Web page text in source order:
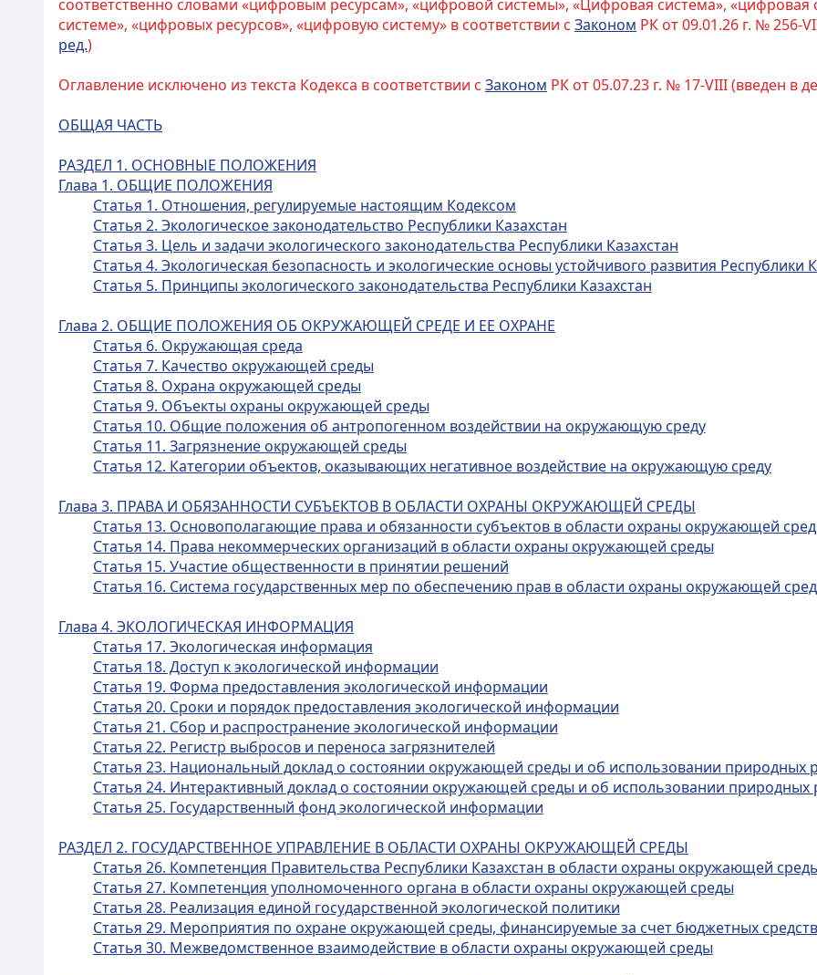
соответственно словами «цифровым ресурсам», «цифровой системы», «Цифровая система»,
системе», «цифровых ресурсов», «цифровую систему» в соответствии с Законом РК от 09.01.26 г. № 256-
ред.)
Оглавление исключено из текста Кодекса в соответствии с Законом РК от 05.07.23 г. № 17-VІIІ (введен в
ОБЩАЯ ЧАСТЬ
РАЗДЕЛ 1. ОСНОВНЫЕ ПОЛОЖЕНИЯ
Глава 1. ОБЩИЕ ПОЛОЖЕНИЯ
Статья 1. Отношения, регулируемые настоящим Кодексом
Статья 2. Экологическое законодательство Республики Казахстан
Статья 3. Цель и задачи экологического законодательства Республики Казахстан
Статья 4. Экологическая безопасность и экологические основы устойчивого развития Республики
Статья 5. Принципы экологического законодательства Республики Казахстан
Глава 2. ОБЩИЕ ПОЛОЖЕНИЯ ОБ ОКРУЖАЮЩЕЙ СРЕДЕ И ЕЕ ОХРАНЕ
Статья 6. Окружающая среда
Статья 7. Качество окружающей среды
Статья 8. Охрана окружающей среды
Статья 9. Объекты охраны окружающей среды
Статья 10. Общие положения об антропогенном воздействии на окружающую среду
Статья 11. Загрязнение окружающей среды
Статья 12. Категории объектов, оказывающих негативное воздействие на окружающую среду
Глава 3. ПРАВА И ОБЯЗАННОСТИ СУБЪЕКТОВ В ОБЛАСТИ ОХРАНЫ ОКРУЖАЮЩЕЙ СРЕДЫ
Статья 13. Основополагающие права и обязанности субъектов в области охраны окружающей
Статья 14. Права некоммерческих организаций в области охраны окружающей среды
Статья 15. Участие общественности в принятии решений
Статья 16. Система государственных мер по обеспечению прав в области охраны окружающей
Глава 4. ЭКОЛОГИЧЕСКАЯ ИНФОРМАЦИЯ
Статья 17. Экологическая информация
Статья 18. Доступ к экологической информации
Статья 19. Форма предоставления экологической информации
Статья 20. Сроки и порядок предоставления экологической информации
Статья 21. Сбор и распространение экологической информации
Статья 22. Регистр выбросов и переноса загрязнителей
Статья 23. Национальный доклад о состоянии окружающей среды и об использовании природных
Статья 24. Интерактивный доклад о состоянии окружающей среды и об использовании природных
Статья 25. Государственный фонд экологической информации
РАЗДЕЛ 2. ГОСУДАРСТВЕННОЕ УПРАВЛЕНИЕ В ОБЛАСТИ ОХРАНЫ ОКРУЖАЮЩЕЙ СРЕДЫ
Статья 26. Компетенция Правительства Республики Казахстан в области охраны окружающей
Статья 27. Компетенция уполномоченного органа в области охраны окружающей среды
Статья 28. Реализация единой государственной экологической политики
Статья 29. Мероприятия по охране окружающей среды, финансируемые за счет бюджетных средств
Статья 30. Межведомственное взаимодействие в области охраны окружающей среды